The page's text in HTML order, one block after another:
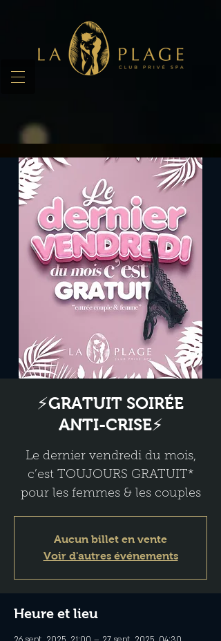
⚡GRATUIT SOIRÉE
ANTI-CRISE⚡
Le dernier vendredi du mois,
c’est TOUJOURS GRATUIT*
pour les femmes & les couples
Aucun billet en vente
Voir d'autres événements
Heure et lieu